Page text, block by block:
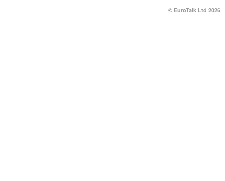
© EuroTalk Ltd 2026